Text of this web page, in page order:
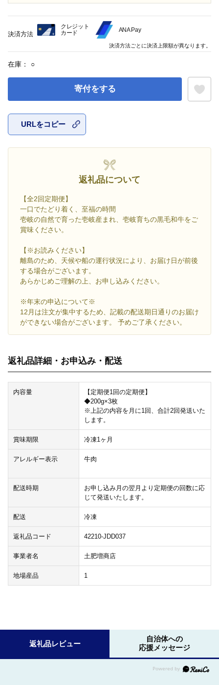
在庫： ○
寄付をする
URLをコピー
返礼品について
【全2回定期便】
一口でたどり着く、至福の時間
壱岐の自然で育った壱岐産まれ、壱岐育ちの黒毛和牛をご
賞味ください。
【※お読みください】
離島のため、天候や船の運行状況により、お届け日が前後
する場合がございます。
あらかじめご理解の上、お申し込みください。
※年末の申込について※
12月は注文が集中するため、記載の配送期日通りのお届け
ができない場合がございます。 予めご了承ください。
返礼品詳細・お申込み・配送
内容量
【定期便1回の定期便】
◆200g×3枚
※上記の内容を月に1回、合計2回発送いた
します。
賞味期限 冷凍1ヶ月
アレルギー表示 牛肉
配送時期
お申し込み月の翌月より定期便の回数に応
じて発送いたします。
配送 冷凍
返礼品コード 42210-JDD037
事業者名 土肥増商店
地場産品 1
決済方法
クレジット
カード
ANA Pay
決済方法ごとに決済上限額が異なります。
返礼品レビュー
自治体への
応援メッセージ